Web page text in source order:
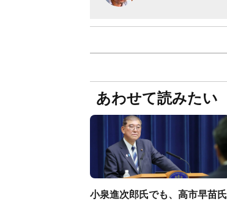
あわせて読みたい
小泉進次郎氏でも、高市早苗氏